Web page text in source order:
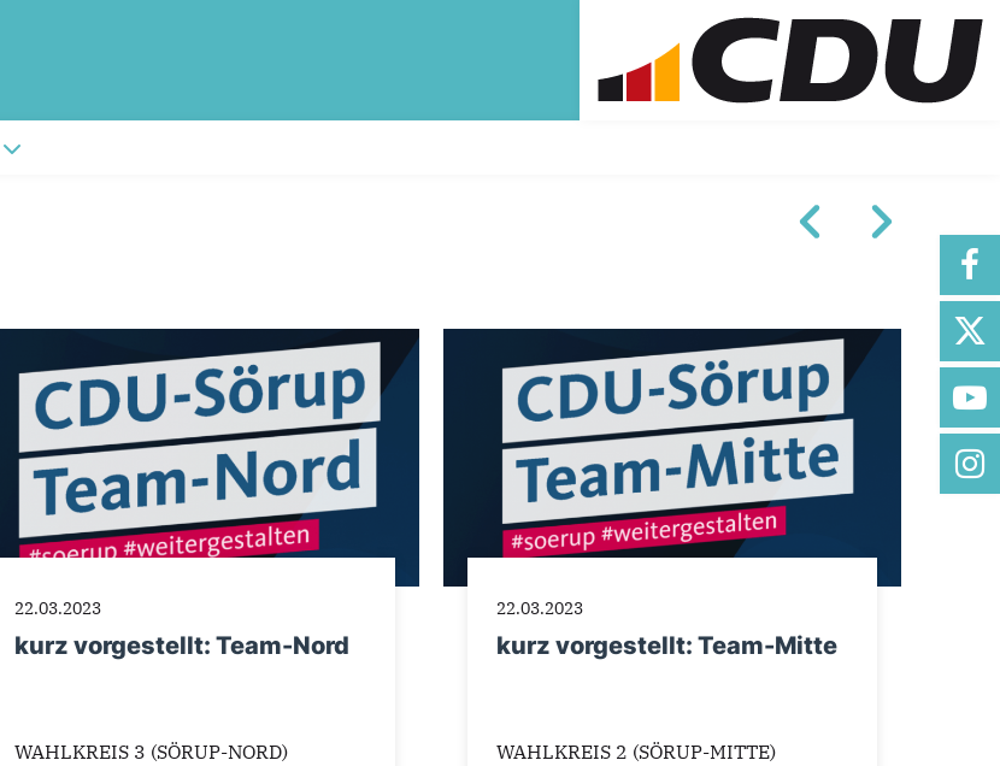
22.03.2023
kurz vorgestellt: Team-Nord
WAHLKREIS 3 (SÖRUP-NORD)
22.03.2023
kurz vorgestellt: Team-Mitte
WAHLKREIS 2 (SÖRUP-MITTE)